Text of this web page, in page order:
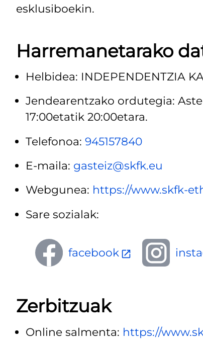
esklusiboekin.
Harremanetarako
Helbidea: INDEPENDENTZIA
Jendearentzako ordutegia:
17:00etatik 20:00etara.
Telefonoa: 945157840
E-maila: gasteiz@skfk.eu
Webgunea: https://www.skfk-
Sare sozialak:
facebook
Zerbitzuak
Online salmenta: https://